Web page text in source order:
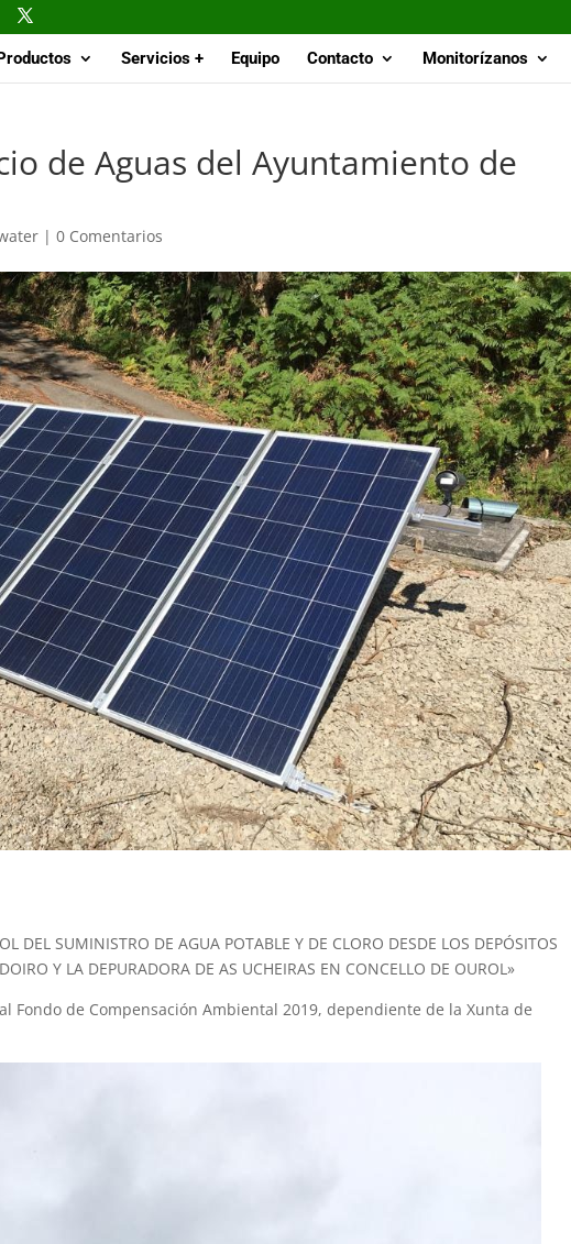
Servicios + Equipo Contacto Monitorízanos
de Aguas del Ayuntamiento de
|0 Comentarios
DEL SUMINISTRO DE AGUA POTABLE Y DE CLORO DESDE LOS DEPÓSITOS
Y LA DEPURADORA DE AS UCHEIRAS EN CONCELLO DE OUROL»
Fondo de Compensación Ambiental 2019, dependiente de la Xunta de